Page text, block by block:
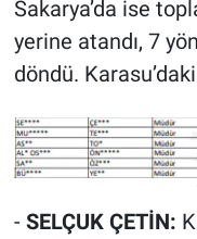
Sakarya’da ise
yerine atandı, 7
döndü.
- SELÇUK ÇETİN: